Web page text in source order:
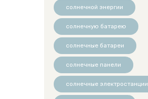
солнечной энергии
солнечную батарею
солнечные батареи
солнечные панели
солнечные электростанции